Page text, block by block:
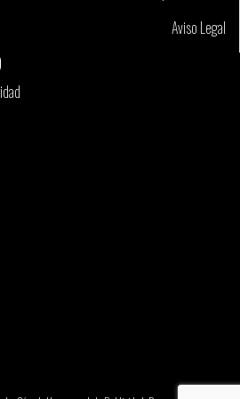
organizadores de un festival, no
parte importante de la credibilidad a
y los creativos en la industria, se
prácticas de reconocimiento inter
mejores trabajos, se hagan de una
del Círculo Argentino de Creativos
Aviso Legal